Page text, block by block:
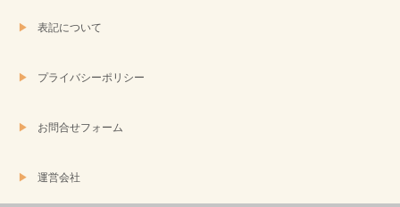
表記について
プライバシーポリシー
お問合せフォーム
運営会社